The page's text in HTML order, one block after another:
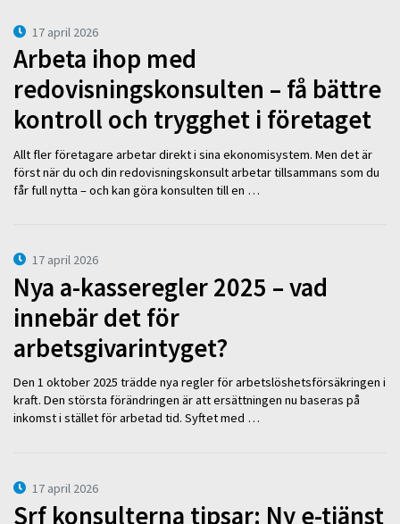
17 april 2026
Arbeta ihop med
redovisningskonsulten – få bättre
kontroll och trygghet i företaget
Allt fler företagare arbetar direkt i sina ekonomisystem. Men det är
först när du och din redovisningskonsult arbetar tillsammans som du
får full nytta – och kan göra konsulten till en …
17 april 2026
Nya a-kasseregler 2025 – vad
innebär det för
arbetsgivarintyget?
Den 1 oktober 2025 trädde nya regler för arbetslöshetsförsäkringen i
kraft. Den största förändringen är att ersättningen nu baseras på
inkomst i stället för arbetad tid. Syftet med …
17 april 2026
Srf konsulterna tipsar: Ny e-tjänst